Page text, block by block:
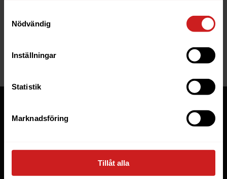
Nödvändig
Inställningar
Statistik
Marknadsföring
Tillåt alla
information.
pleaseread this FAQ
that goes through the most
common reasons for a website to be suspended.
Cloud